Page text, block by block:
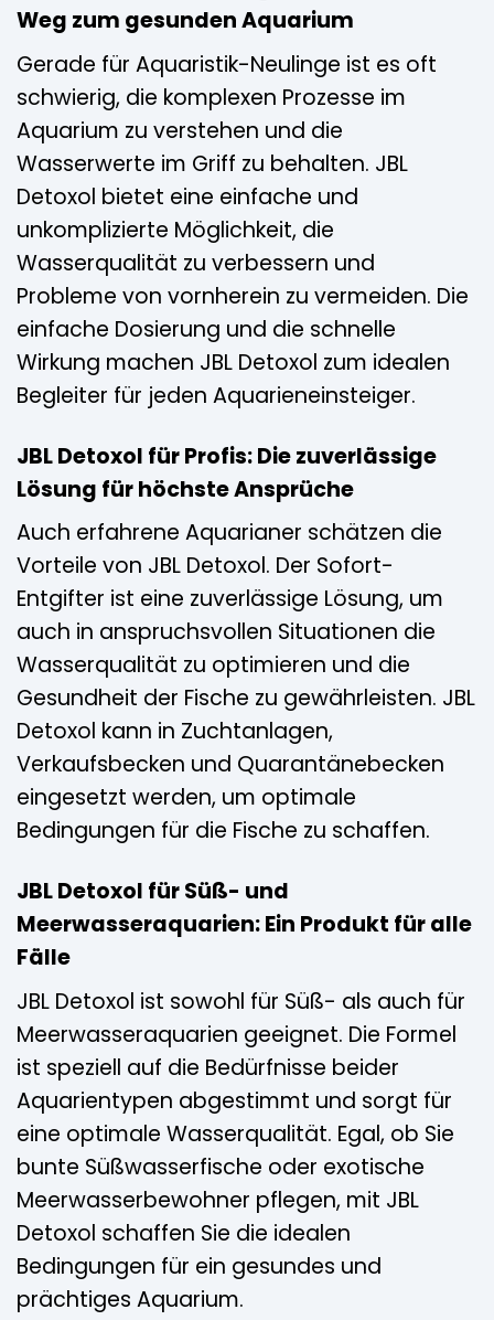
Weg zum gesunden Aquarium
Gerade für Aquaristik-Neulinge ist es oft
schwierig, die komplexen Prozesse im
Aquarium zu verstehen und die
Wasserwerte im Griff zu behalten. JBL
Detoxol bietet eine einfache und
unkomplizierte Möglichkeit, die
Wasserqualität zu verbessern und
Probleme von vornherein zu vermeiden. Die
einfache Dosierung und die schnelle
Wirkung machen JBL Detoxol zum idealen
Begleiter für jeden Aquarieneinsteiger.
JBL Detoxol für Profis: Die zuverlässige
Lösung für höchste Ansprüche
Auch erfahrene Aquarianer schätzen die
Vorteile von JBL Detoxol. Der Sofort-
Entgifter ist eine zuverlässige Lösung, um
auch in anspruchsvollen Situationen die
Wasserqualität zu optimieren und die
Gesundheit der Fische zu gewährleisten. JBL
Detoxol kann in Zuchtanlagen,
Verkaufsbecken und Quarantänebecken
eingesetzt werden, um optimale
Bedingungen für die Fische zu schaffen.
JBL Detoxol für Süß- und
Meerwasseraquarien: Ein Produkt für alle
Fälle
JBL Detoxol ist sowohl für Süß- als auch für
Meerwasseraquarien geeignet. Die Formel
ist speziell auf die Bedürfnisse beider
Aquarientypen abgestimmt und sorgt für
eine optimale Wasserqualität. Egal, ob Sie
bunte Süßwasserfische oder exotische
Meerwasserbewohner pflegen, mit JBL
Detoxol schaffen Sie die idealen
Bedingungen für ein gesundes und
prächtiges Aquarium.